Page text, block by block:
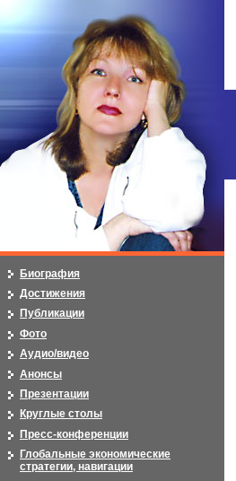
Биография
Достижения
Публикации
Фото
Аудио/видео
Анонсы
Презентации
Круглые столы
Пресс-конференции
Глобальные экономические
стратегии, навигации